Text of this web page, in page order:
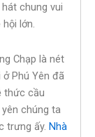
chung vui
lớn.
Chạp là nét
Phú Yên đã
thức cầu
chúng ta
trưng ấy. Nhà